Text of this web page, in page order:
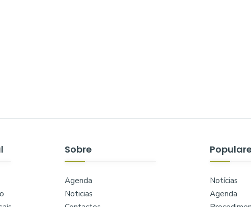
Sobre
Agenda
Noticias
Notícias
Agenda